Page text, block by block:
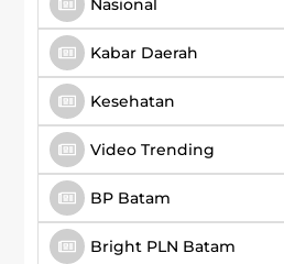
Nasional
Kabar Daerah
Kesehatan
Video Trending
BP Batam
Bright PLN Batam